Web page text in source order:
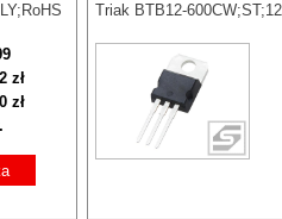
zł
zł
Triak BTB12-